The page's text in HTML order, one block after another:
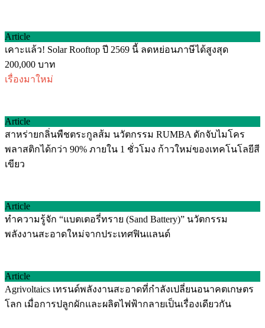
Article
เคาะแล้ว! Solar Rooftop ปี 2569 นี้ ลดหย่อนภาษีได้สูงสุด
200,000 บาท
เรื่องมาใหม่
Article
สาหร่ายกลิ่นพืชตระกูลส้ม นวัตกรรม RUMBA ดักจับไมโคร
พลาสติกได้กว่า 90% ภายใน 1 ชั่วโมง ก้าวใหม่ของเทคโนโลยีสี
เขียว
Article
ทำความรู้จัก “แบตเตอรี่ทราย (Sand Battery)” นวัตกรรม
พลังงานสะอาดใหม่จากประเทศฟินแลนด์
Article
Agrivoltaics เทรนด์พลังงานสะอาดที่กำลังเปลี่ยนอนาคตเกษตร
โลก เมื่อการปลูกผักและผลิตไฟฟ้ากลายเป็นเรื่องเดียวกัน